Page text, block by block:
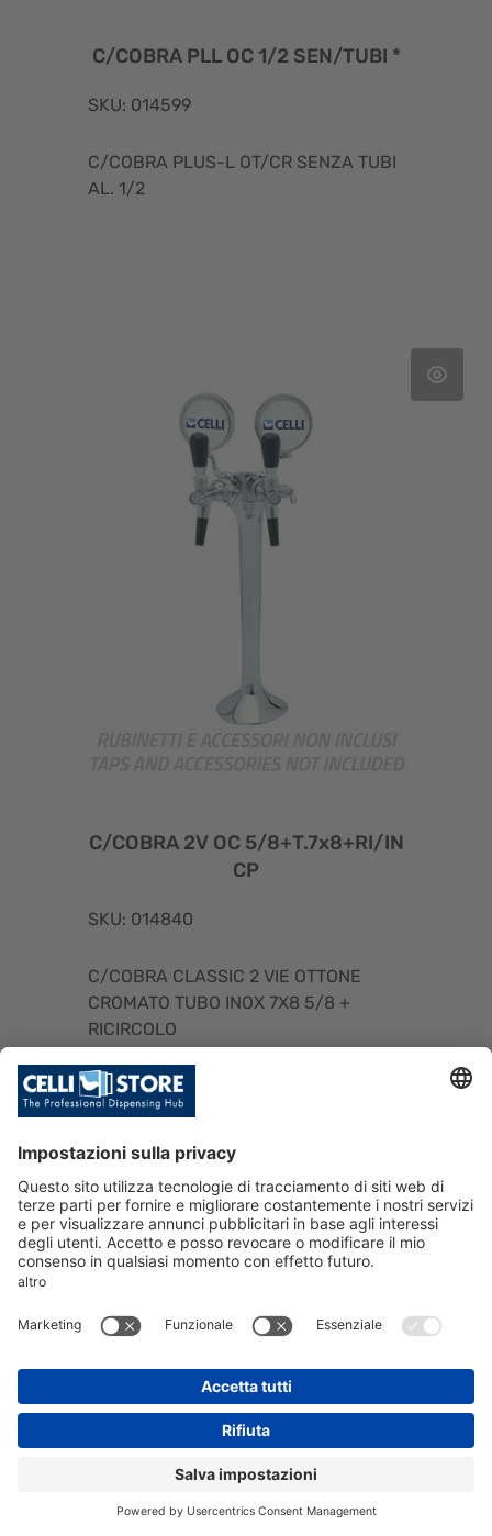
C/COBRA PLL OC 1/2 SEN/TUBI *
SKU: 014599
C/COBRA PLUS-L OT/CR SENZA TUBI
AL. 1/2
C/COBRA 2V OC 5/8+T.7x8+RI/IN
CP
SKU: 014840
C/COBRA CLASSIC 2 VIE OTTONE
CROMATO TUBO INOX 7X8 5/8 +
RICIRCOLO